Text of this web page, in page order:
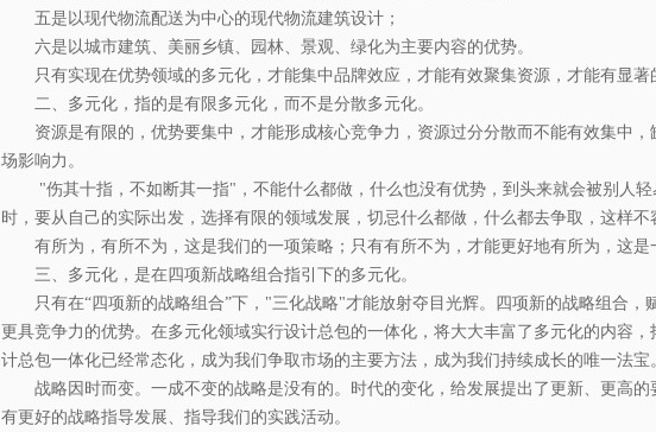
五是以现代物流配送为中心的现代物流建筑设计；
六是以城市建筑、美丽乡镇、园林、景观、绿化为主要内容的优势。
只有实现在优势领域的多元化，才能集中品牌效应，才能有效聚集资源，才能有显著
二、多元化，指的是有限多元化，而不是分散多元化。
资源是有限的，优势要集中，才能形成核心竞争力，资源过分分散而不能有效集中
场影响力。
"伤其十指，不如断其一指"，不能什么都做，什么也没有优势，到头来就会被别人
时，要从自己的实际出发，选择有限的领域发展，切忌什么都做，什么都去争取，这样不
有所为，有所不为，这是我们的一项策略；只有有所不为，才能更好地有所为，这是
三、多元化，是在四项新战略组合指引下的多元化。
只有在“四项新的战略组合”下，"三化战略"才能放射夺目光辉。四项新的战略组合，
更具竞争力的优势。在多元化领域实行设计总包的一体化，将大大丰富了多元化的内容
计总包一体化已经常态化，成为我们争取市场的主要方法，成为我们持续成长的唯一法宝
战略因时而变。一成不变的战略是没有的。时代的变化，给发展提出了更新、更高
有更好的战略指导发展、指导我们的实践活动。